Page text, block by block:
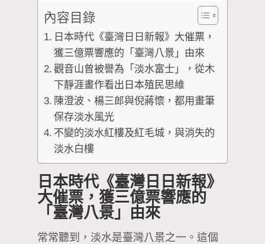
內容目錄
日本時代《臺灣日日新報》大催票，
獲三億票響應的「臺灣八景」由來
觀音山曾被譽為「淡水富士」，從木
下靜涯畫作看出日本殖民思維
陳澄波、楊三郎與倪蔣懷，都用畫筆
保存淡水風光
不變的淡水紅樓及紅毛城，與消失的
淡水白樓
日本時代《臺灣日日新報》
大催票，獲三億票響應的
「臺灣八景」由來
常常聽到，淡水是臺灣八景之一。這個